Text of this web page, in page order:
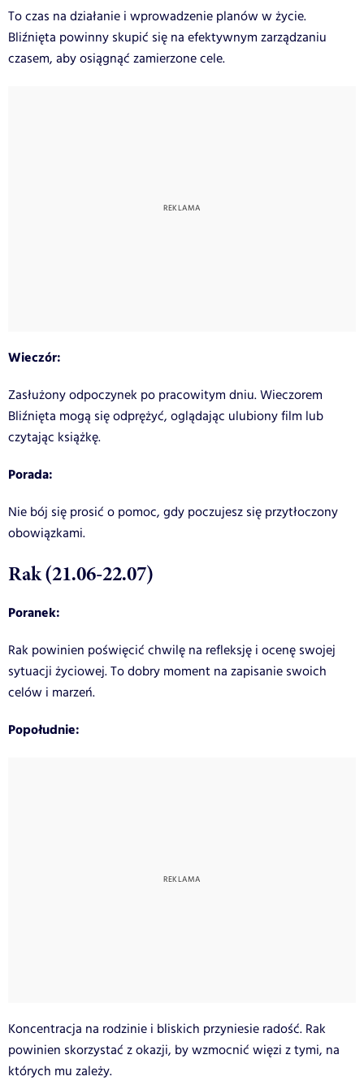
To czas na działanie i wprowadzenie planów w życie.
Bliźnięta powinny skupić się na efektywnym zarządzaniu
czasem, aby osiągnąć zamierzone cele.
Wieczór:
Zasłużony odpoczynek po pracowitym dniu. Wieczorem
Bliźnięta mogą się odprężyć, oglądając ulubiony film lub
czytając książkę.
Porada:
Nie bój się prosić o pomoc, gdy poczujesz się przytłoczony
obowiązkami.
Rak (21.06-22.07)
Poranek:
Rak powinien poświęcić chwilę na refleksję i ocenę swojej
sytuacji życiowej. To dobry moment na zapisanie swoich
celów i marzeń.
Popołudnie:
Koncentracja na rodzinie i bliskich przyniesie radość. Rak
powinien skorzystać z okazji, by wzmocnić więzi z tymi, na
których mu zależy.